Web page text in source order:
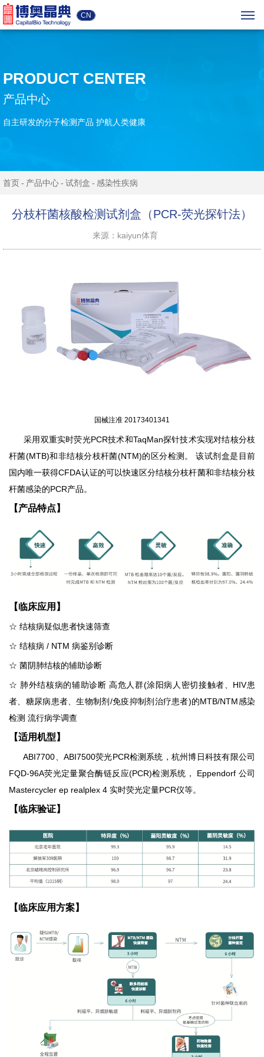
CN
PRODUCT CENTER
产品中心
自主研发的分子检测产品 护航人类健康
首页 产品中心 试剂盒 感染性疾病
分枝杆菌核酸检测试剂盒（PCR-荧光探针法）
来源：kaiyun体育
国械注准 20173401341
采用双重实时荧光PCR技术和TaqMan探针技术实现对结核分枝
杆菌(MTB)和非结核分枝杆菌(NTM)的区分检测。
该试剂盒是目前
国内唯一获得CFDA认证的可以快速区分结核分枝杆菌和非结核分枝
杆菌感染的PCR产品。
【产品特点】
【临床应用】
☆ 结核病疑似患者快速筛查
☆ 结核病 / NTM 病鉴别诊断
☆ 菌阴肺结核的辅助诊断
☆ 肺外结核病的辅助诊断 高危人群(涂阳病人密切接触者、 HIV患
者、糖尿病患者、生物制剂 /免疫抑制剂治疗患者)的MTB/NTM感染
检测 流行病学调查
【适用机型】
ABI7700 ABI7500荧光PCR检测系统，杭州博日科技有限公司
FQD-96A荧光定量聚合酶链反应(PCR)检测系统， Eppendorf 公司
Mastercycler ep realplex 4 实时荧光定量PCR仪等。
【临床验证】
【临床应用方案】